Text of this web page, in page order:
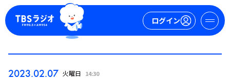
ログイン
2023.02.07 火曜日 14:30